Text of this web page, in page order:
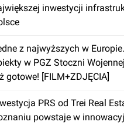
Śmidowicza 48
Park Białystok
inwestycji
z najwyższych w
w PGZ Stoczni
gotowe! [FILM+ZDJĘCIA]
PRS od Trei Real
powstaje w